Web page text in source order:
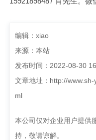
编辑：xiao
来源：本站
发布时间：2022-08-30
文章地址： http://
ml
本公司仅对企业用户提供
持，敬请谅解。